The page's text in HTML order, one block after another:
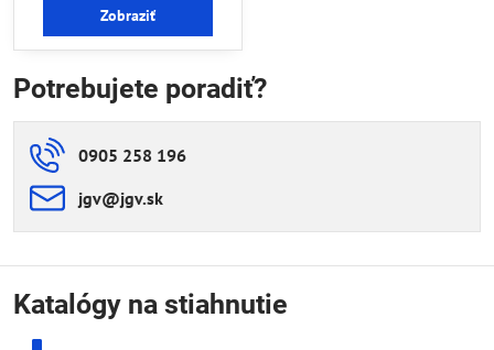
Zobraziť
Potrebujete poradiť?
0905 258 196
jgv​@jgv​.sk
Katalógy na stiahnutie